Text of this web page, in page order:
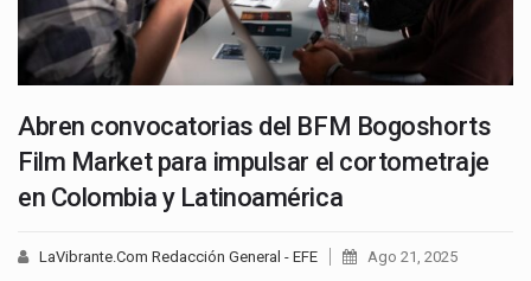
Abren convocatorias del BFM Bogoshorts
Film Market para impulsar el cortometraje
en Colombia y Latinoamérica
LaVibrante.Com Redacción General - EFE Ago 21, 2025